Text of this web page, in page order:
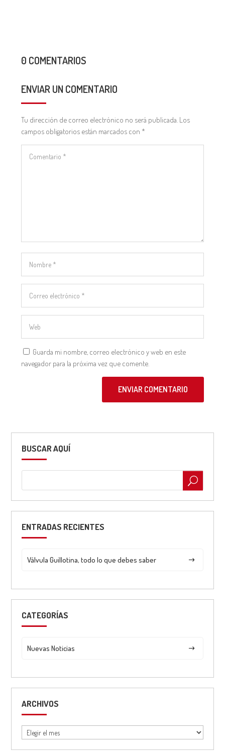
0 COMENTARIOS
ENVIAR UN COMENTARIO
Tu dirección de correo electrónico no será publicada. Los
campos obligatorios están marcados con *
Guarda mi nombre, correo electrónico y web en este
navegador para la próxima vez que comente.
ENVIAR COMENTARIO
BUSCAR AQUÍ
ENTRADAS RECIENTES
Válvula Guillotina, todo lo que debes saber
CATEGORÍAS
Nuevas Noticias
ARCHIVOS